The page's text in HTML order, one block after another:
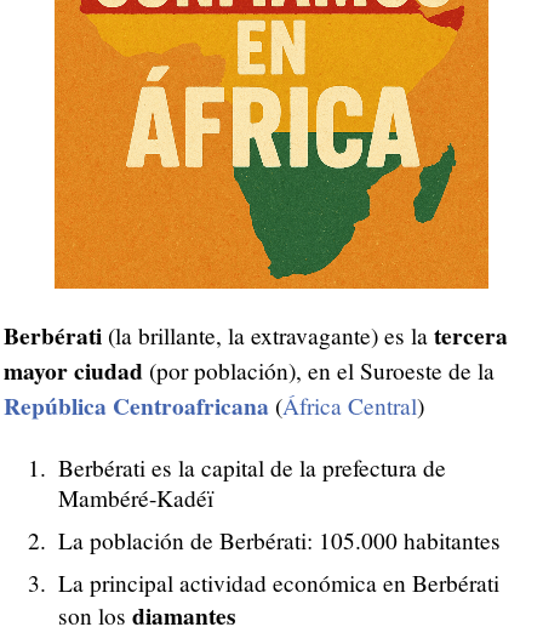
Berbérati (la brillante, la extravagante) es la tercera
mayor ciudad (por población), en el Suroeste de la
República Centroafricana (África Central)
Berbérati es la capital de la prefectura de
Mambéré-Kadéï
La población de Berbérati: 105.000 habitantes
La principal actividad económica en Berbérati
son los diamantes